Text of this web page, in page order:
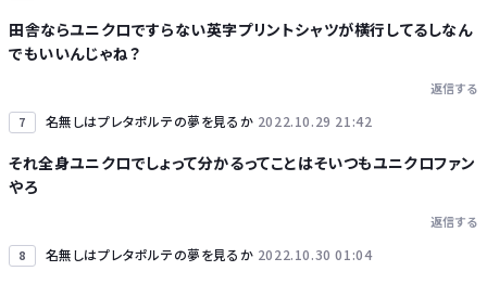
田舎ならユニクロですらない英字プリントシャツが横行してるしなん
でもいいんじゃね？
返信する
7 名無しはプレタポルテの夢を見るか 2022.10.29 21:42
それ全身ユニクロでしょって分かるってことはそいつもユニクロファン
やろ
返信する
8 名無しはプレタポルテの夢を見るか 2022.10.30 01:04